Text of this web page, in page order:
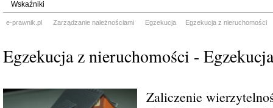
Wskaźniki
e-prawnik.pl Zarządzanie należnościami Egzekucja Egzekucja z nieruchomości
Egzekucja z nieruchomości - Egzekucja
Zaliczenie